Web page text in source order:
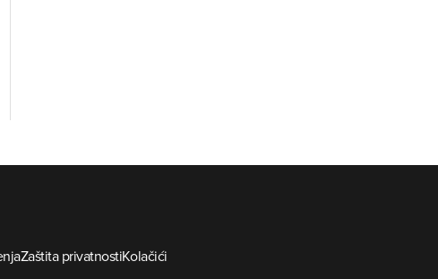
Zaštita privatnostiKolačići